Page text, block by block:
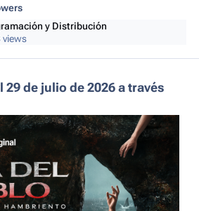
y Distribución
views
de julio de 2026 a través